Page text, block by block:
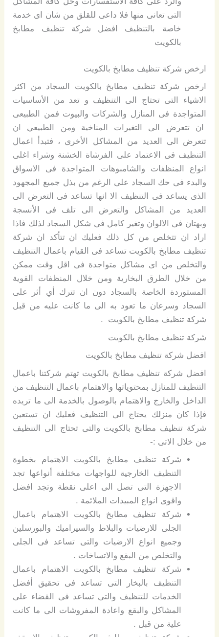
التى تعانى منها فلا داعى للقلق من شان اى خدمة
خاصة بالتنظيف افضل شركة تنظيف مطابخ
بالكويت
ارخص شركة تنظيف مطابخ بالكويت
ارخص شركة تنظيف مطابخ بالكويت السجاد من اكثر
الاشياء التى تحتاج الى التنظيف و تعد من الأساسيات
المتواجدة فى المنازل والشركات والبيوت فمن الطبيعى
ان تتعرض الى التغيرات المناخية ومن الطبيعي ان
تتعرض الى العديد من المشاكل الأخرى ، فتبدأ اعمال
التنظيف فى الاعتماد على الفرشاة الخشنة وشراء اغلى
انواع المنظفات والشامبوهات المتواجدة فى الاسواق
والبدء فى حك السجاد على الرغم من بذل جميع المجهود
الذى يساعد فى التنظيف الا انها تساعد فى التعرض الى
العديد من المشاكل والتعرض الى تلف فى الأنسجة
وبهتان فى الالوان وتغير كامل فى شكل السجاد لذلك فاذا
اراد ان تتخلص من كل ذلك فعليك ان تتأكد ان شركة
تنظيف مطابخ بالكويت تساعد فى القيام باعمال التنظيف
والتخلص من اى مشاكل متواجدة فى اقل وقت ممكن
من خلال الطرق البخارية ومن خلال المنظفات القوية
المستوردة الخاصة بالسجاد دون ان تترك أي أثر على
السجاد وسرعان ما تعود به الى ما كانت عليه من قبل
شركة تنظيف مطابخ بالكويت .
شركة تنظيف مطابخ بالكويت
افضل شركة تنظيف مطابخ بالكويت
افضل شركة تنظيف مطابخ بالكويت تهتم شركتنا باعمال
التنظيف للمنازل بمحتوياتها والاهتمام باعمال التنظيف من
الداخل والخارج والاهتمام بالوصول بالخدمة الى ما تريده
فإذا كان منزلك يحتاج الى التنظيف فعليك ان تستعين
شركة تنظيف مطابخ بالكويت والتى تحتاج الى التنظيف
من خلال الاتى :-
شركة تنظيف مطابخ بالكويت الاهتمام بخطوة
التنظيف الخارجية للواجهات مختلفة أنواعها تجد
الاجهزة التى تصل الى اعلى نقطة وتجد افضل
واقوى انواع المبيدات الملائمة .
شركة تنظيف مطابخ بالكويت الاهتمام باعمال
الجلى للارضيات والبلاط والسيراميك والبورسلين
وجميع انواع الارضيات والتى تساعد فى الجلى
والتخلص من البقع والاتساخات .
شركة تنظيف مطابخ بالكويت الاهتمام باعمال
التنظيف بالبخار التى تساعد فى تحقيق أفضل
الخدمات للتنظيف والتى تساعد فى القضاء على
المشاكل والبقع واعادة المفروشات الى ما كانت
علية من قبل .